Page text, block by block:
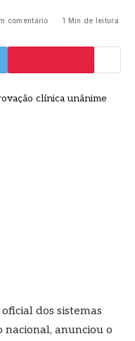
comentário 1 Min de leitura
dos sistemas
anunciou o